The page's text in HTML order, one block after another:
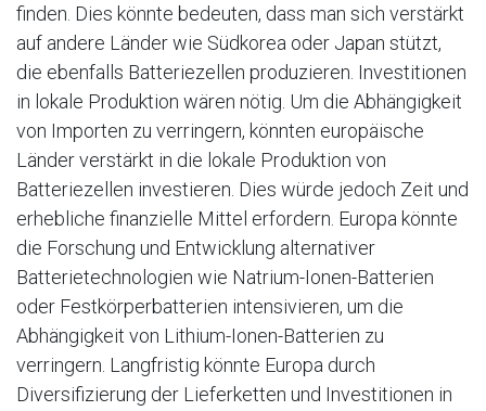
finden. Dies könnte bedeuten, dass man sich verstärkt
auf andere Länder wie Südkorea oder Japan stützt,
die ebenfalls Batteriezellen produzieren. Investitionen
in lokale Produktion wären nötig. Um die Abhängigkeit
von Importen zu verringern, könnten europäische
Länder verstärkt in die lokale Produktion von
Batteriezellen investieren. Dies würde jedoch Zeit und
erhebliche finanzielle Mittel erfordern. Europa könnte
die Forschung und Entwicklung alternativer
Batterietechnologien wie Natrium-Ionen-Batterien
oder Festkörperbatterien intensivieren, um die
Abhängigkeit von Lithium-Ionen-Batterien zu
verringern. Langfristig könnte Europa durch
Diversifizierung der Lieferketten und Investitionen in